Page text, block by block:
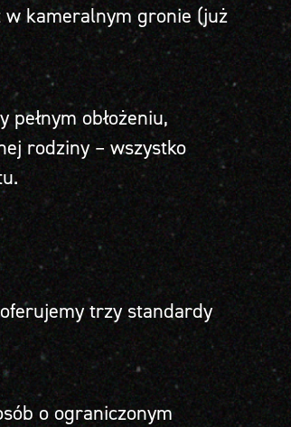
kameralnym gronie (już
obłożeniu,
rodziny – wszystko
trzy standardy
o ograniczonym